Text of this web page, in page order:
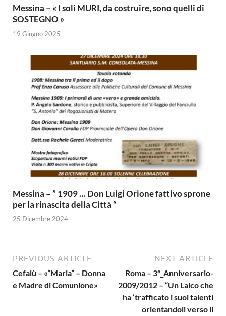
Messina – « I soli MURI, da costruire, sono quelli di
SOSTEGNO »
19 Giugno 2025
Messina – ” 1909 … Don Luigi Orione fattivo sprone
per la rinascita della Città “
25 Dicembre 2024
PREVIOUS ARTICLE
Cefalù – «”Maria” – Donna
e Madre di Comunione»
NEXT ARTICLE
Roma – 3°_Anniversario-
2009/2012 – “Un Laico che
ha ‘trafficato i suoi talenti
orientandoli verso il